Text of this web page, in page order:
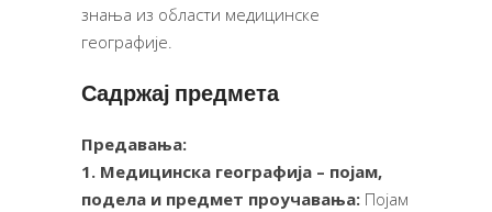
знања из области медицинске
географије.
Садржај предмета
Предавања:
1. Медицинска географија – појам,
подела и предмет проучавања: Појам